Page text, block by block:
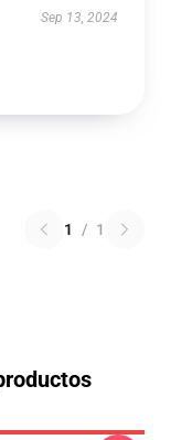
Sep 13, 2024
1 / 1